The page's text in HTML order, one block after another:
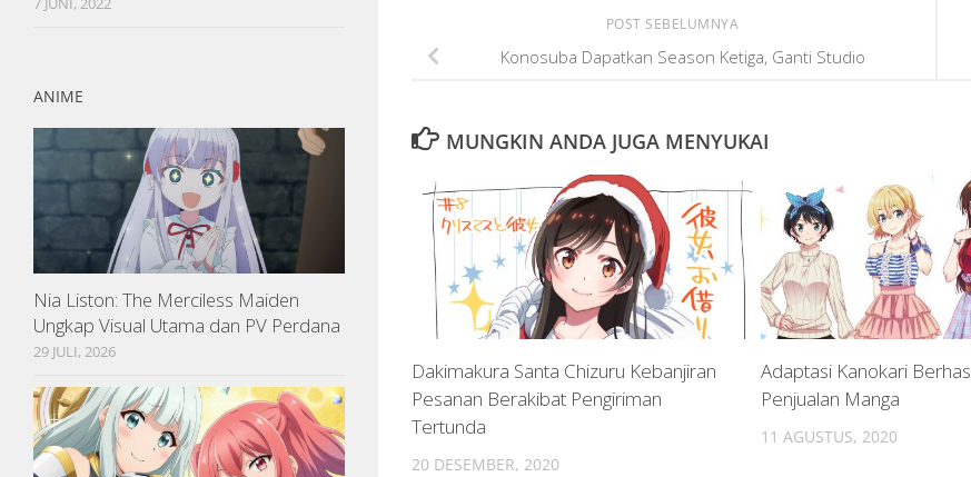
POST SEBELUMNYA
Konosuba Dapatkan Season Ketiga, Ganti Studio
MUNGKIN ANDA JUGA MENYUKAI
Dakimakura Santa Chizuru Kebanjiran
Pesanan Berakibat Pengiriman
Tertunda
20 DESEMBER, 2020
Adaptasi Kanokari
Penjualan Manga
11 AGUSTUS, 2020
ANIME
Nia Liston: The Merciless Maiden
Ungkap Visual Utama dan PV Perdana
29 JULI, 2026